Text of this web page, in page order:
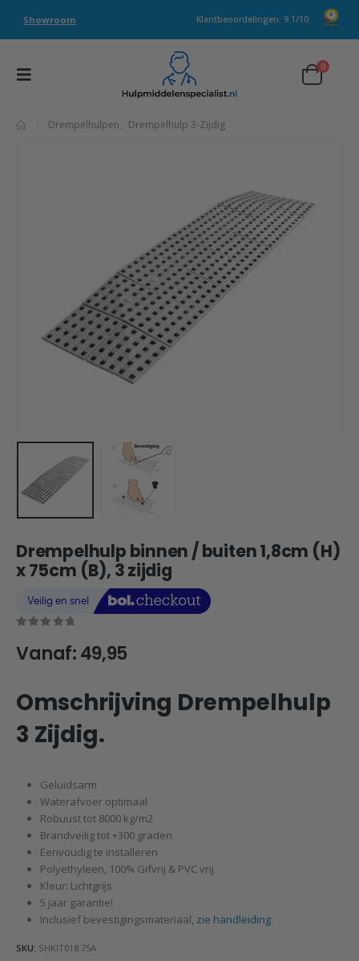
Showroom Klantbeoordelingen: 9.1/10
0
Drempelhulpen, Drempelhulp 3-Zijdig
Drempelhulp binnen / buiten 1,8cm (H)
x 75cm (B), 3 zijdig
Vanaf:49,95
Omschrijving Drempelhulp
3 Zijdig.
Geluidsarm
Waterafvoer optimaal
Robuust tot 8000 kg/m2
Brandveilig tot +300 graden
Eenvoudig te installeren
Polyethyleen, 100% Gifvrij & PVC vrij
Kleur: Lichtgrijs
5 jaar garantie!
Inclusief bevestigingsmateriaal, zie handleiding
SKU: SHKIT018.75A